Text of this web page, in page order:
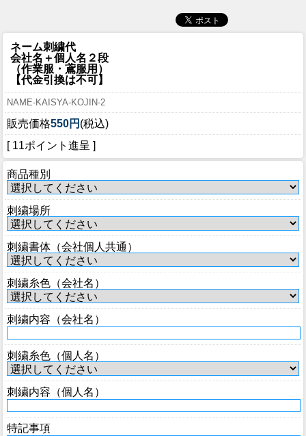
ネーム刺繍代
会社名＋個人名２段
（作業服・鳶服用）
【代金引換は不可】
NAME-KAISYA-KOJIN-2
販売価格550円 (税込)
[ 11ポイント進呈 ]
商品種別
刺繍場所
刺繍書体（会社個人共通）
刺繍糸色（会社名）
刺繍内容（会社名）
刺繍糸色（個人名）
刺繍内容（個人名）
特記事項